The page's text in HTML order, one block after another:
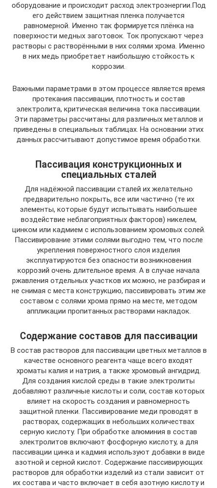
оборудование и происходит расход электроэнергии.Под
его действием защитная пленка получается
равномерной. Именно так формируется плёнка на
поверхности медных заготовок. Ток пропускают через
растворы с растворёнными в них солями хрома. Именно
в них медь приобретает наибольшую стойкость к
коррозии.
Важными параметрами в этом процессе является время
протекания пассивации, плотность и состав
электролита, критическая величина тока пассивации.
Эти параметры рассчитаны для различных металлов и
приведены в специальных таблицах. На основании этих
данных рассчитывают допустимое время обработки.
Пассивация конструкционных и
специальных сталей
Для надёжной пассивации сталей их желательно
предварительно покрыть, все или частично (те их
элементы, которые будут испытывать наибольшее
воздействие неблагоприятных факторов) никелем,
цинком или кадмием с использованием хромовых солей.
Пассивирование этими солями выгодно тем, что после
укрепления поверхностного слоя изделия
эксплуатируются без опасности возникновения
коррозий очень длительное время. А в случае начала
ржавления отдельных участков их можно, не разбирая и
не снимая с места конструкцию, пассивировать этим же
составом с солями хрома прямо на месте, методом
аппликации пропитанных растворами накладок.
Содержание составов для пассивации
В состав растворов для пассивации цветных металлов в
качестве основного реагента чаще всего входят
хроматы калия и натрия, а также хромовый ангидрид.
Для создания кислой среды в такие электролиты
добавляют различные кислоты и соли, состав которых
влияет на скорость создания и равномерность
защитной пленки. Пассивирование меди проводят в
растворах, содержащих в небольших количествах
серную кислоту. При обработке алюминия в состав
электролитов включают фосфорную кислоту, а для
пассивации цинка и кадмия используют добавки в виде
азотной и серной кислот. Содержание пассивирующих
растворов для обработки изделий из стали зависит от
их состава и часто включает в себя азотную кислоту и